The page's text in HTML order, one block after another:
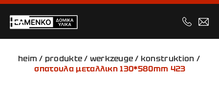
heim / produkte / werkzeuge / konstruktion /
σπατουλα μεταλλικη 130*580mm 423